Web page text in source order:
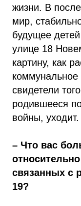
жизни. В
мир,
будущее
улице 18
картину, как
свидетели
родившееся
войны,
– Что вас
связанных с
19?